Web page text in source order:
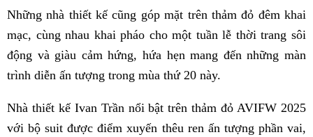
Những nhà thiết kế cũng góp mặt trên thảm đỏ đêm khai
mạc, cùng nhau khai pháo cho một tuần lễ thời trang sôi
động và giàu cảm hứng, hứa hẹn mang đến những màn
trình diễn ấn tượng trong mùa thứ 20 này.
Nhà thiết kế Ivan Trần nổi bật trên thảm đỏ AVIFW 2025
với bộ suit được điểm xuyến thêu ren ấn tượng phần vai,